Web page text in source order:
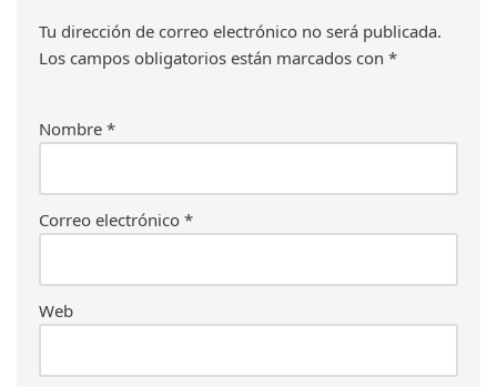
Tu dirección de correo electrónico no será publicada.
Los campos obligatorios están marcados con *
Nombre *
Correo electrónico *
Web